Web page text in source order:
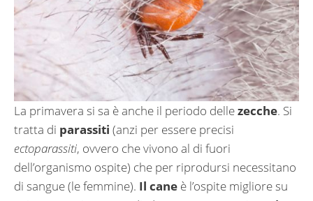
La primavera si sa è anche il periodo dellezecche. Si
tratta di parassiti (anzi per essere precisi
ectoparassiti, ovvero che vivono al di fuori
dell’organismo ospite) che per riprodursi necessitano
di sangue (le femmine). Il cane è l’ospite migliore su